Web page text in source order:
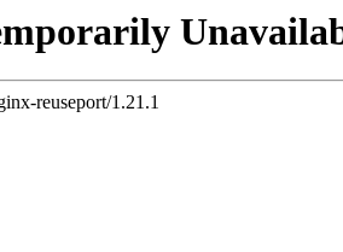
reuseport/1.21.1